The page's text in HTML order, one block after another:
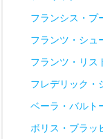
フランシス・プ
フランツ・シュ
フランツ・リス
フレデリック・
ベーラ・バルト
ボリス・ブラッ